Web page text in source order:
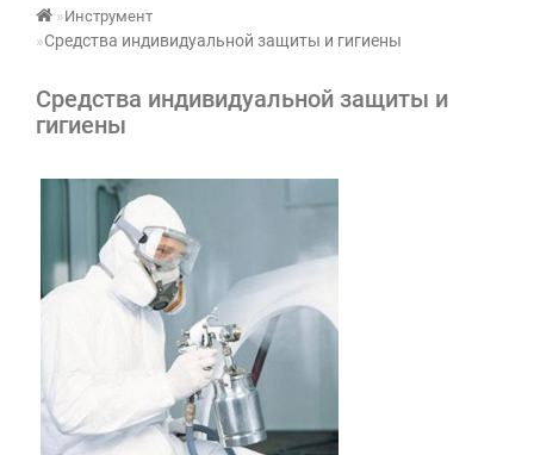
Инструмент
Средства индивидуальной защиты и гигиены
Средства индивидуальной защиты и
гигиены